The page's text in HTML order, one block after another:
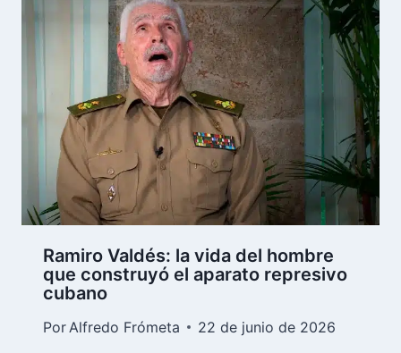
Ramiro Valdés: la vida del hombre
que construyó el aparato represivo
cubano
Por Alfredo Frómeta 22 de junio de 2026